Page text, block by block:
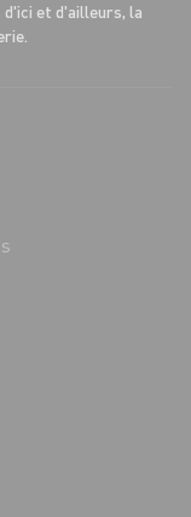
d'ici et d'ailleurs, la